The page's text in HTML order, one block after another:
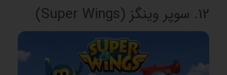
12. سوپر وینگز (Super Wings)